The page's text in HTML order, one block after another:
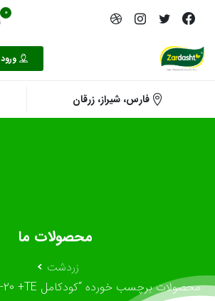
0
ورود
فارس، شیراز، زرقان
محصولات ما
زردشت
محصولات برچسب خورده “کودکامل NPK 20-20-20 +TE زردشت”